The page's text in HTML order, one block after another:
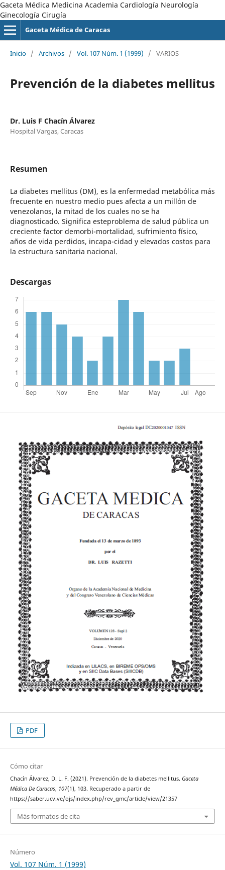
Gaceta Médica Medicina Academia Cardiología Neurología
Ginecología Cirugía
Gaceta Médica de Caracas
Inicio / Archivos / Vol. 107 Núm. 1 (1999) / VARIOS
Prevención de la diabetes mellitus
Dr. Luis F Chacín Álvarez
Hospital Vargas, Caracas
Resumen
La diabetes mellitus (DM), es la enfermedad metabólica más
frecuente en nuestro medio pues afecta a un millón de
venezolanos, la mitad de los cuales no se ha
diagnosticado. Significa esteproblema de salud pública un
creciente factor demorbi-mortalidad, sufrimiento físico,
años de vida perdidos, incapa-cidad y elevados costos para
la estructura sanitaria nacional.
Descargas
PDF
Cómo citar
Chacín Álvarez, D. L. F. (2021). Prevención de la diabetes mellitus. Gaceta
Médica De Caracas, 107(1), 103. Recuperado a partir de
https://saber.ucv.ve/ojs/index.php/rev_gmc/article/view/21357
Más formatos de cita
Número
Vol. 107 Núm. 1 (1999)